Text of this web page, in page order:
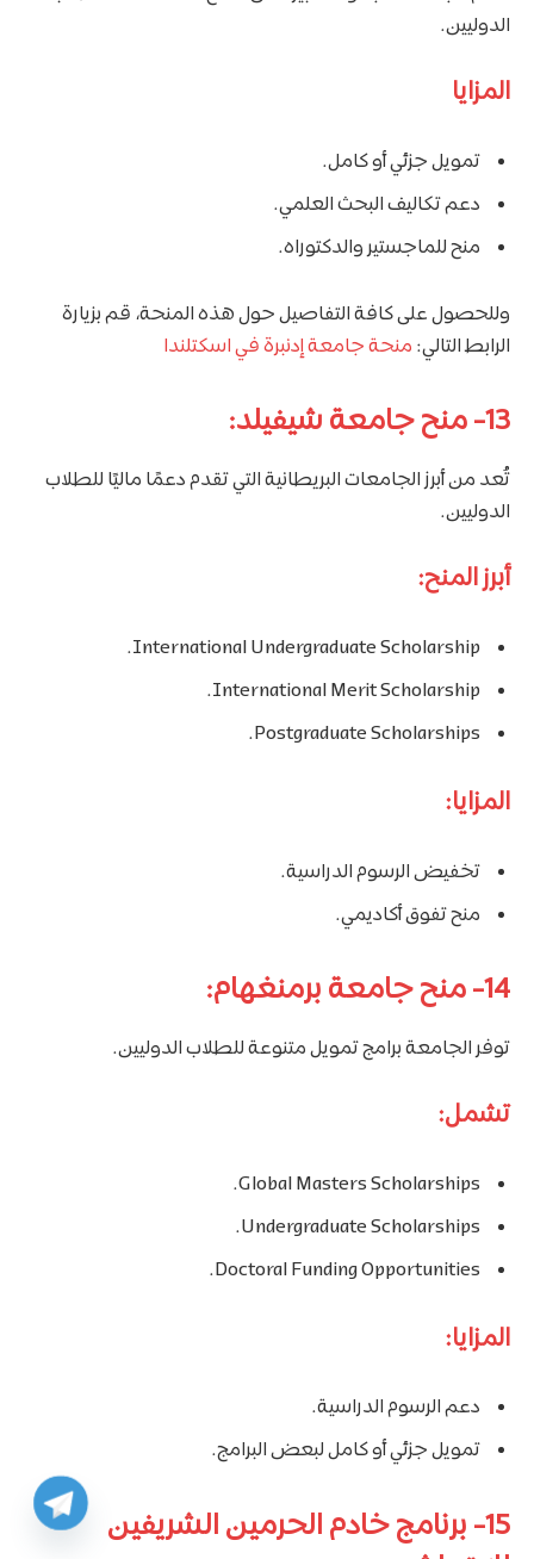
الدوليين.
المزايا
تمويل جزئي أو كامل.
دعم تكاليف البحث العلمي.
منح للماجستير والدكتوراه.
وللحصول على كافة التفاصيل حول هذه المنحة، قم بزيارة
الرابط التالي: منحة جامعة إدنبرة في اسكتلندا
13- منح جامعة شيفيلد:
تُعد من أبرز الجامعات البريطانية التي تقدم دعمًا ماليًا للطلاب
الدوليين.
أبرز المنح:
International Undergraduate Scholarship.
International Merit Scholarship.
Postgraduate Scholarships.
المزايا:
تخفيض الرسوم الدراسية.
منح تفوق أكاديمي.
14- منح جامعة برمنغهام:
توفر الجامعة برامج تمويل متنوعة للطلاب الدوليين.
تشمل:
Global Masters Scholarships.
Undergraduate Scholarships.
Doctoral Funding Opportunities.
المزايا:
دعم الرسوم الدراسية.
تمويل جزئي أو كامل لبعض البرامج.
15- برنامج خادم الحرمين الشريفين